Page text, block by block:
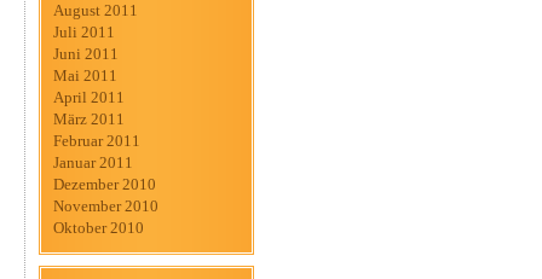
August 2011
Juli 2011
Juni 2011
Mai 2011
April 2011
März 2011
Februar 2011
Januar 2011
Dezember 2010
November 2010
Oktober 2010